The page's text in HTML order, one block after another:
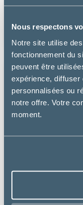
Nous respectons
Notre site utilise
fonctionnement du
peuvent être
expérience,
personnalisées ou
notre offre. Votre
moment.